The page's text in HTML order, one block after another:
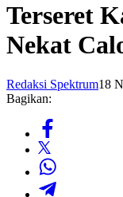
Terseret
Nekat
Redaksi Spektrum18
Bagikan: